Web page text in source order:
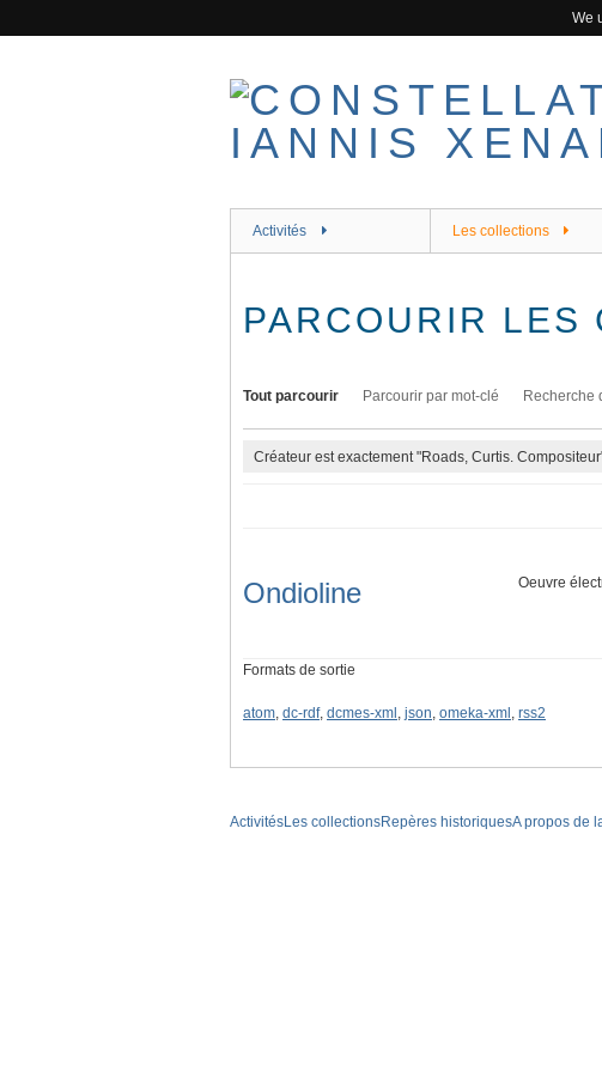
We
Activités Les collections
PARCOURIR LES
Tout parcourir Parcourir par mot-clé Recherche
Créateur est exactement "Roads, Curtis.
Ondioline Oeuvre
Formats de sortie
atom, dc-rdf, dcmes-xml , json, omeka-xml , rss2
ActivitésLes collectionsRepères historiquesA propos de